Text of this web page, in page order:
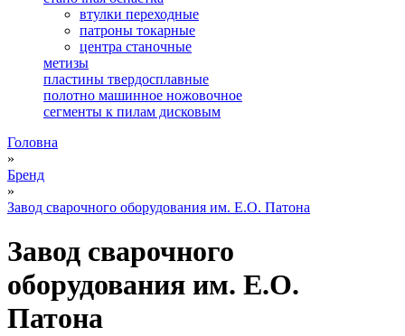
втулки переходные
патроны токарные
центра станочные
метизы
пластины твердосплавные
полотно машинное ножовочное
сегменты к пилам дисковым
Головна
»
Бренд
»
Завод сварочного оборудования им. Е.О. Патона
Завод сварочного
оборудования им. Е.О.
Патона